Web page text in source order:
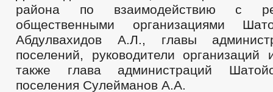
района по взаимодействию с
общественными организациями
Абдулвахидов А.Л., главы
поселений, руководители
также глава администраций
поселения Сулейманов А.А.